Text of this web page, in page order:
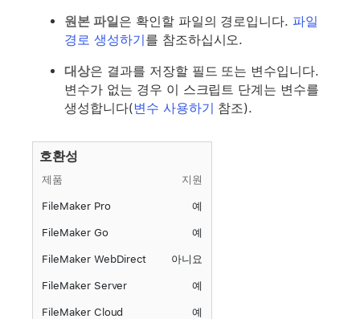
원본 파일은 확인할 파일의 경로입니다. 파일
경로 생성하기를 참조하십시오.
대상은 결과를 저장할 필드 또는 변수입니다.
변수가 없는 경우 이 스크립트 단계는 변수를
생성합니다(변수 사용하기 참조).
호환성
제품 지원
FileMaker Pro 예
FileMaker Go 예
FileMaker WebDirect 아니요
FileMaker Server 예
FileMaker Cloud 예